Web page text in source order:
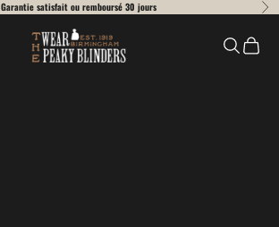
Garantie satisfait ou remboursé 30 jours
Wear Peaky Blinders Recherche
Panier